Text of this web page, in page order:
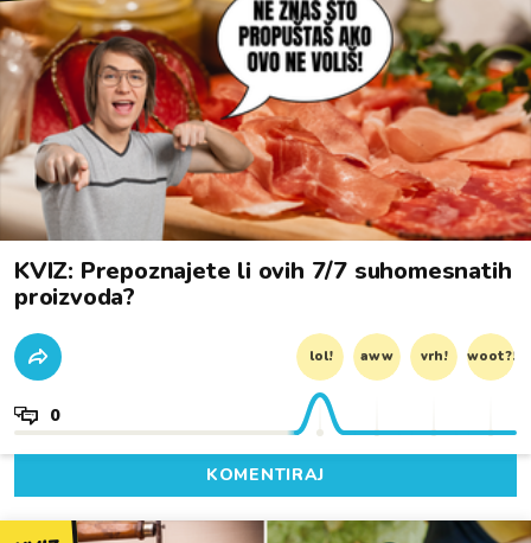
KVIZ: Prepoznajete li ovih 7/7 suhomesnatih
proizvoda?
lol! aww vrh! woot?!
0
KOMENTIRAJ